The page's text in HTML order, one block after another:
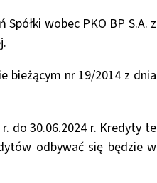
wobec PKO BP S.A. z
bieżącym nr 19/2014 z dnia
do 30.06.2024 r. Kredyty te
odbywać się będzie w